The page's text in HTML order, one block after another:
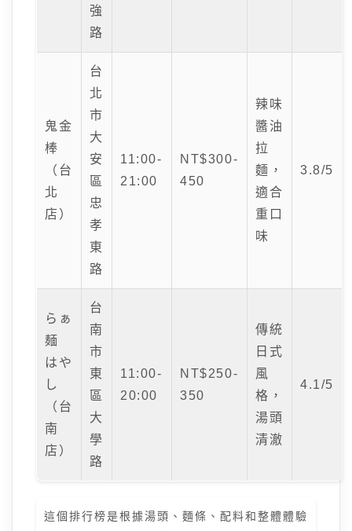
強
路
鬼金
棒
（台
北
店）
台
北
市
大
安
區
忠
孝
東
路
11:00-
21:00
NT$300-
450
辣味
醬油
拉
麵，
適合
重口
味
3.8/5
らぁ
麺
はや
し
（台
南
店）
台
南
市
東
區
大
學
路
11:00-
20:00
NT$250-
350
傳統
日式
風
格，
湯頭
清澈
4.1/5
這個排行榜是根據湯頭、麵條、配料和整體體驗